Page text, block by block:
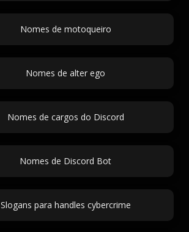
Nomes de motoqueiro
Nomes de alter ego
Nomes de cargos do Discord
Nomes de Discord Bot
Slogans para handles cybercrime